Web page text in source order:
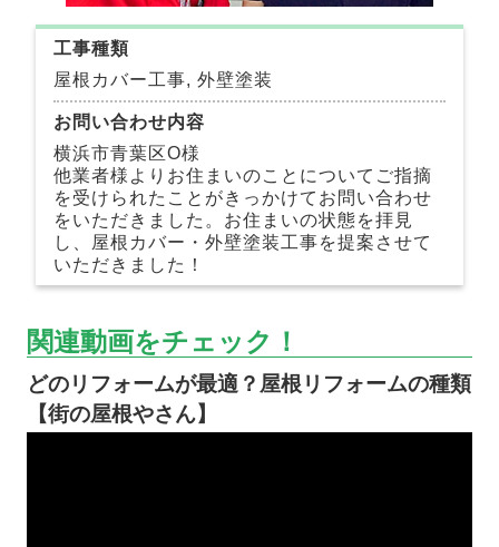
工事種類
屋根カバー工事, 外壁塗装
お問い合わせ内容
横浜市青葉区O様
他業者様よりお住まいのことについてご指摘
を受けられたことがきっかけてお問い合わせ
をいただきました。お住まいの状態を拝見
し、屋根カバー・外壁塗装工事を提案させて
いただきました！
関連動画をチェック！
どのリフォームが最適？屋根リフォームの種類
【街の屋根やさん】